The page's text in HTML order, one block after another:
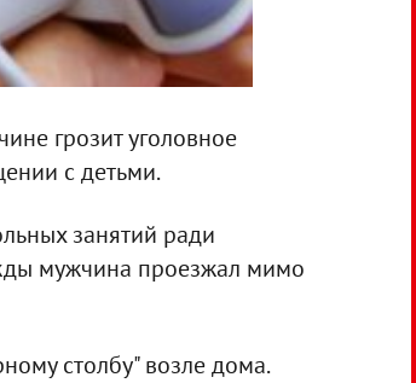
грозит уголовное
с детьми.
занятий ради
мужчина проезжал мимо
столбу" возле дома.